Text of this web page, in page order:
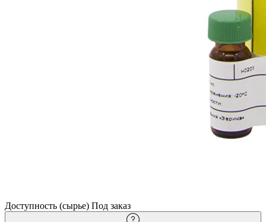
Доступность (сырье) Под заказ